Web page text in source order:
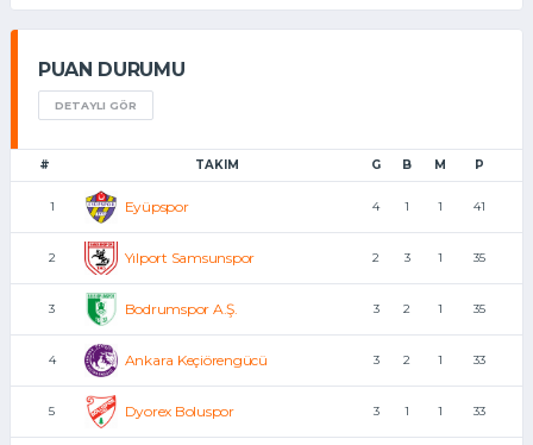
PUAN DURUMU
DETAYLI GÖR
# TAKIM G B M P
1 Eyüpspor 4 1 1 41
2 Yılport Samsunspor 2 3 1 35
3 Bodrumspor A.Ş. 3 2 1 35
4 Ankara Keçiörengücü 3 2 1 33
5 Dyorex Boluspor 3 1 1 33